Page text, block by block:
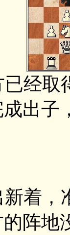
经取
出子
着，
阵地